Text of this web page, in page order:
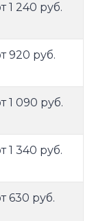
1 240 руб.
920 руб.
1 090 руб.
1 340 руб.
630 руб.